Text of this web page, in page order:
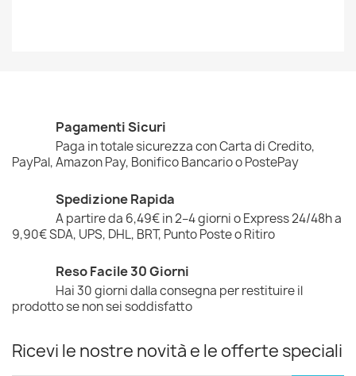
Pagamenti Sicuri
Paga in totale sicurezza con Carta di Credito,
PayPal, Amazon Pay, Bonifico Bancario o PostePay
Spedizione Rapida
A partire da 6,49€ in 2–4 giorni o Express 24/48h a
9,90€ SDA, UPS, DHL, BRT, Punto Poste o Ritiro
Reso Facile 30 Giorni
Hai 30 giorni dalla consegna per restituire il
prodotto se non sei soddisfatto
Ricevi le nostre novità e le offerte speciali